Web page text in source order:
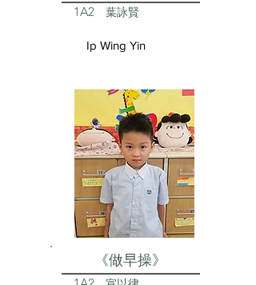
1A2 葉詠賢
Ip Wing Yin
《做早操》